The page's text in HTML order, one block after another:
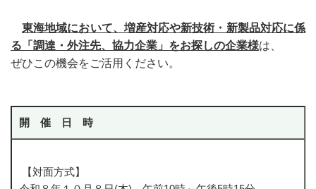
知財学生プレゼン大会
Go-Tech補助事業
事業プロデュース事業
中小企業等外国出願支援事業
DVD貸出
東海地域において、増産対応や新技術・新製品対応に係
る「調達・外注先、協力企業」をお探しの企業様は、
ぜひこの機会をご活用ください。
開 催 日 時
【対面方式】